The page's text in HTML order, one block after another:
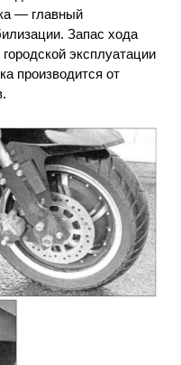
— главный
Запас хода
эксплуатации
производится от